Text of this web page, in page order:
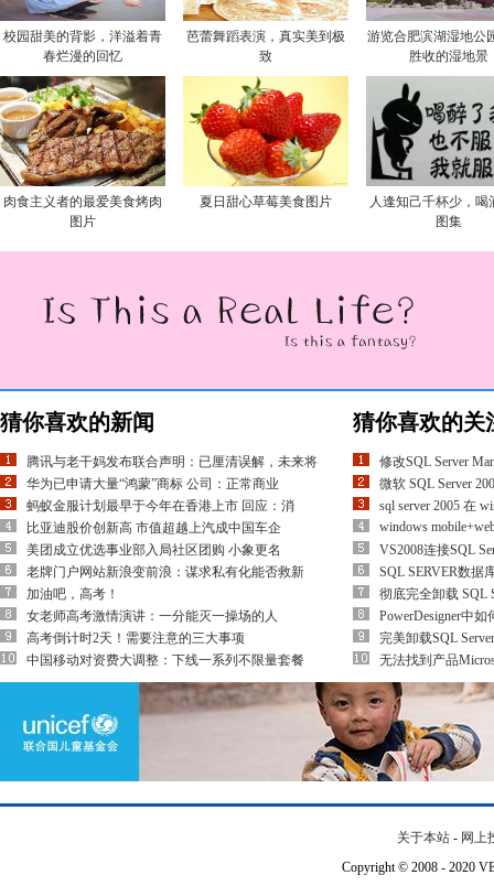
校园甜美的背影，洋溢着青
春烂漫的回忆
芭蕾舞蹈表演，真实美到极
致
游览合肥滨湖湿地公
胜收的湿地景
肉食主义者的最爱美食烤肉
图片
夏日甜心草莓美食图片
人逢知己千杯少，喝
图集
猜你喜欢的新闻
腾讯与老干妈发布联合声明：已厘清误解，未来将
华为已申请大量“鸿蒙”商标 公司：正常商业
蚂蚁金服计划最早于今年在香港上市 回应：消
比亚迪股价创新高 市值超越上汽成中国车企
美团成立优选事业部入局社区团购 小象更名
老牌门户网站新浪变前浪：谋求私有化能否救新
加油吧，高考！
女老师高考激情演讲：一分能灭一操场的人
高考倒计时2天！需要注意的三大事项
中国移动对资费大调整：下线一系列不限量套餐
猜你喜欢的关
修改SQL Server
微软 SQL Server
sql server 2005 在
windows
VS2008连接SQL
SQL SERVER数据
彻底完全卸载 SQL
PowerDesigner中
完美卸载SQL
无法找到产品
关于本站 - 网上
Copyright © 2008 - 2020